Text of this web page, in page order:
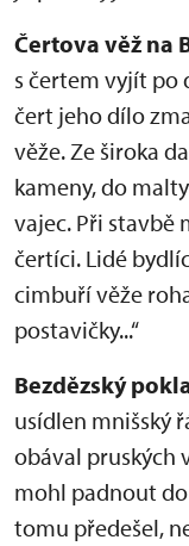
Čertova věž na
s čertem vyjít po
čert jeho dílo
věže. Ze široka
kameny, do
vajec. Při stavbě
čertíci. Lidé
cimbuří věže
postavičky...“
Bezdězský
usídlen mnišský
obával pruských
mohl padnout
tomu předešel,